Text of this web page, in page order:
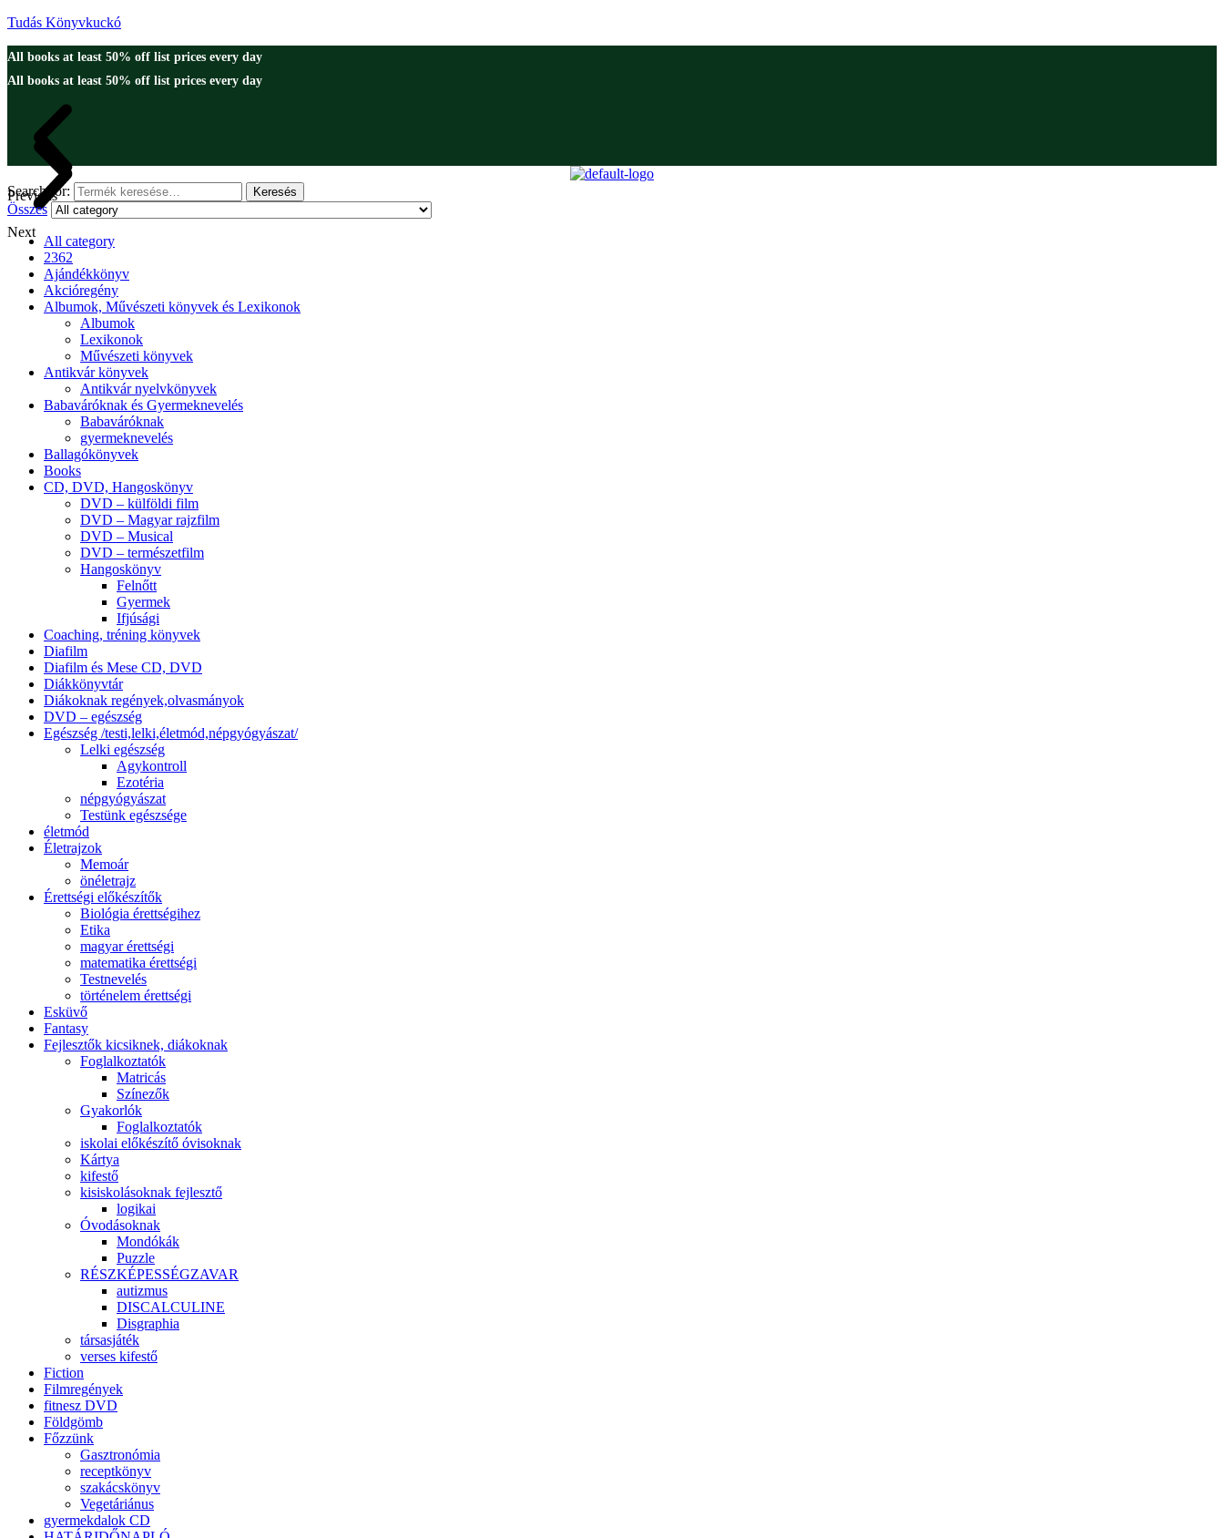
Tudás Könyvkuckó
All books at least 50% off list prices every day
All books at least 50% off list prices every day
Previous
Next
Search for: Keresés
Összes
All category
2362
Ajándékkönyv
Akcióregény
Albumok, Művészeti könyvek és Lexikonok
Albumok
Lexikonok
Művészeti könyvek
Antikvár könyvek
Antikvár nyelvkönyvek
Babaváróknak és Gyermeknevelés
Babaváróknak
gyermeknevelés
Ballagókönyvek
Books
CD, DVD, Hangoskönyv
DVD – külföldi film
DVD – Magyar rajzfilm
DVD – Musical
DVD – természetfilm
Hangoskönyv
Felnőtt
Gyermek
Ifjúsági
Coaching, tréning könyvek
Diafilm
Diafilm és Mese CD, DVD
Diákkönyvtár
Diákoknak regények,olvasmányok
DVD – egészség
Egészség /testi,lelki,életmód,népgyógyászat/
Lelki egészség
Agykontroll
Ezotéria
népgyógyászat
Testünk egészsége
életmód
Életrajzok
Memoár
önéletrajz
Érettségi előkészítők
Biológia érettségihez
Etika
magyar érettségi
matematika érettségi
Testnevelés
történelem érettségi
Esküvő
Fantasy
Fejlesztők kicsiknek, diákoknak
Foglalkoztatók
Matricás
Színezők
Gyakorlók
Foglalkoztatók
iskolai előkészítő óvisoknak
Kártya
kifestő
kisiskolásoknak fejlesztő
logikai
Óvodásoknak
Mondókák
Puzzle
RÉSZKÉPESSÉGZAVAR
autizmus
DISCALCULINE
Disgraphia
társasjáték
verses kifestő
Fiction
Filmregények
fitnesz DVD
Földgömb
Főzzünk
Gasztronómia
receptkönyv
szakácskönyv
Vegetáriánus
gyermekdalok CD